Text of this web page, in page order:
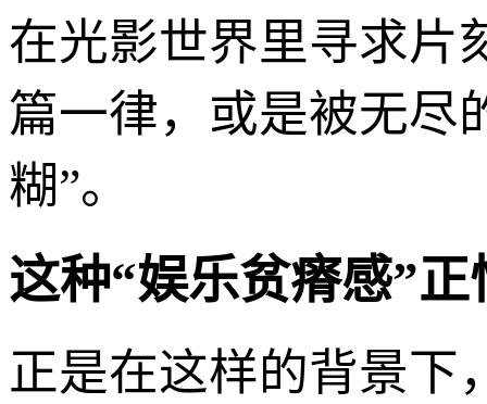
在光影世界里寻求片
篇一律，或是被无尽
糊”。
这种“娱乐贫瘠感”
正是在这样的背景下